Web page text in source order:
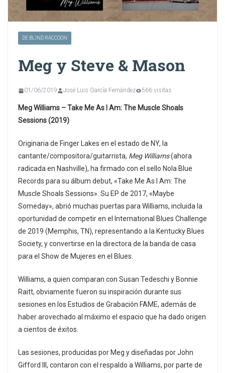
DE BLIND RACCOON
Meg y Steve & Mason
01/06/2019 José Luis García Fernández 566 visitas
Meg Williams – Take Me As I Am: The Muscle Shoals
Sessions (2019)
Originaria de Finger Lakes en el estado de NY, la
cantante/compositora/guitarrista, Meg Williams(ahora
radicada en Nashville), ha firmado con el sello Nola Blue
Records para su álbum debut, «Take Me As I Am: The
Muscle Shoals Sessions». Su EP de 2017, «Maybe
Someday», abrió muchas puertas para Williams, incluida la
oportunidad de competir en el International Blues Challenge
de 2019 (Memphis, TN), representando a la Kentucky Blues
Society, y convertirse en la directora de la banda de casa
para el Show de Mujeres en el Blues.
Williams, a quien comparan con Susan Tedeschi y Bonnie
Raitt, obviamente fueron su inspiración durante sus
sesiones en los Estudios de Grabación FAME, además de
haber arovechado al máximo el espacio que ha dado origen
a cientos de éxitos.
Las sesiones, producidas por Meg y diseñadas por John
Gifford Ill, contaron con el respaldo a Williams, por parte de